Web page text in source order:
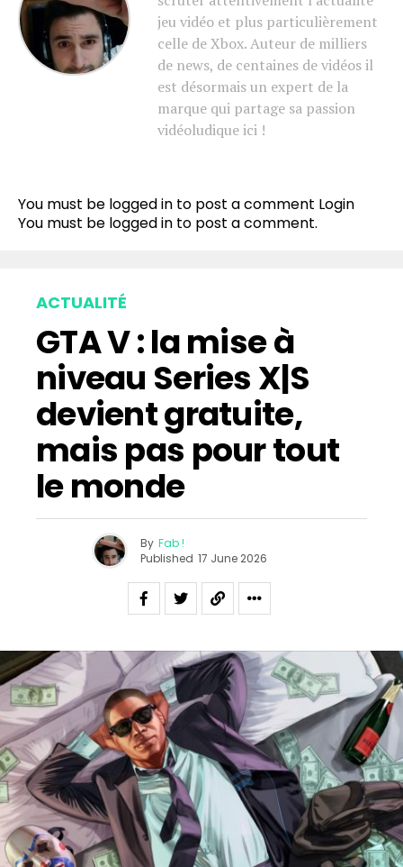
jeu vidéo et plus particulièrement
celle de Xbox. Auteur de milliers
de news, de centaines de vidéos il
est désormais un expert de la
marque qui partage sa passion
vidéoludique ici !
You must be logged in to post a comment Login
You must be logged in to post a comment.
ACTUALITÉ
GTA V : la mise à
niveau Series X|S
devient gratuite,
mais pas pour tout
le monde
By Fab !
Published 17 June 2026